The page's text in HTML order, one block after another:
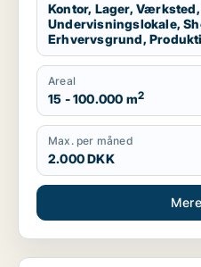
Kontor, Lager,
Undervisningslokale,
Erhvervsgrund,
Areal
15 - 100.000 m2
Max. per måned
2.000 DKK